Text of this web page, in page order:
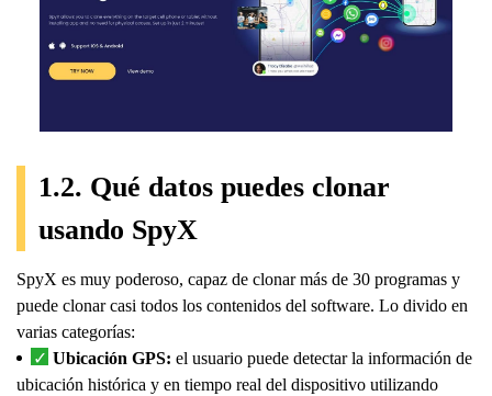
1.2. Qué datos puedes clonar
usando SpyX
SpyX es muy poderoso, capaz de clonar más de 30 programas y
puede clonar casi todos los contenidos del software. Lo divido en
varias categorías:
Ubicación GPS: el usuario puede detectar la información de
ubicación histórica y en tiempo real del dispositivo utilizando